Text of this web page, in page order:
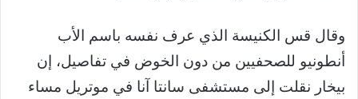
وقال قس الكنيسة الذي عرف نفسه باسم الأب
أنطونيو للصحفيين من دون الخوض في تفاصيل، إن
بيخار نقلت إلى مستشفى سانتا آنا في موتريل مساء